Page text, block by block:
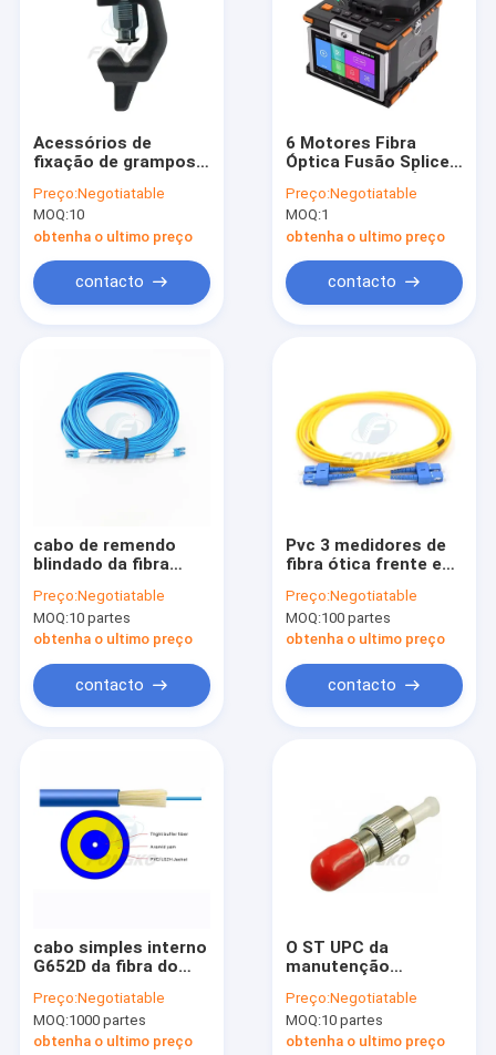
Início
Controle de Qualidade
Contacte-nos
Conector rápido da fibra ótica
Cabo de fibra ótica exterior
Cabo de fibra ótica interno
Acessórios de
fixação de grampos
metálicos
Ferramenta de
remoção de capas de
cabos de fibra óptica
Preço:Negotiatable
MOQ:10
obtenha o ultimo preço
contacto
6 Motores Fibra
Óptica Fusão Splicer
Splicing Machine
Preço:Negotiatable
MOQ:1
obtenha o ultimo preço
contacto
cabo de remendo
blindado da fibra
verso de 3m LC/UPC-
LC/UPC com
revestimento de
Preço:Negotiatable
MOQ:10 partes
obtenha o ultimo preço
contacto
Pvc 3 medidores de
fibra ótica frente e
Patchcord do Sc da
melhor qualidade
material
Preço:Negotiatable
MOQ:100 partes
obtenha o ultimo preço
contacto
cabo simples interno
G652D da fibra do
GJFJV com bainha de
LSZH
Preço:Negotiatable
MOQ:1000 partes
obtenha o ultimo preço
O ST UPC da
manutenção
fixou o atenuador
ótico da fibra para
ethernet do ATM
Preço:Negotiatable
MOQ:10 partes
obtenha o ultimo preço